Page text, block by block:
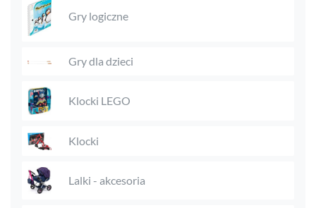
Gry logiczne
Gry dla dzieci
Klocki LEGO
Klocki
Lalki - akcesoria